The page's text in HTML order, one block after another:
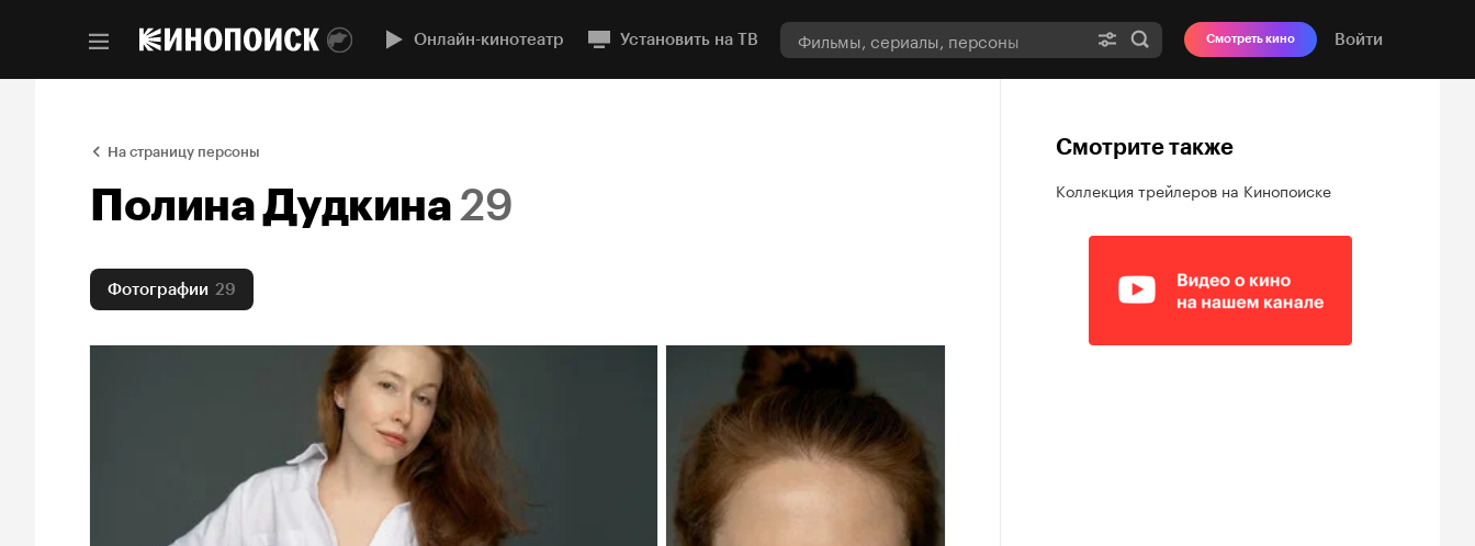
Онлайн-кинотеатр Установить на ТВ Смотреть кино Войти
На страницу персоны
Полина Дудкина29
Фотографии 29
Смотрите также
Коллекция трейлеров на Кинопоиске